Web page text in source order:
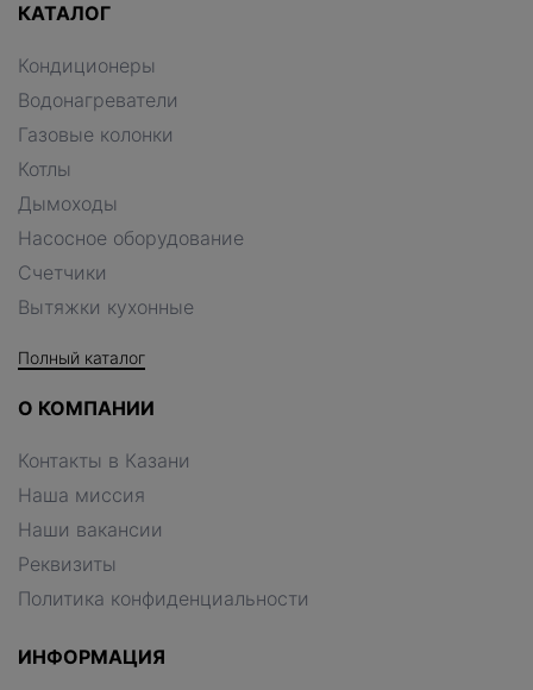
КАТАЛОГ
Кондиционеры
Водонагреватели
Газовые колонки
Котлы
Дымоходы
Насосное оборудование
Счетчики
Вытяжки кухонные
Полный каталог
О КОМПАНИИ
Контакты в Казани
Наша миссия
Наши вакансии
Реквизиты
Политика конфиденциальности
ИНФОРМАЦИЯ